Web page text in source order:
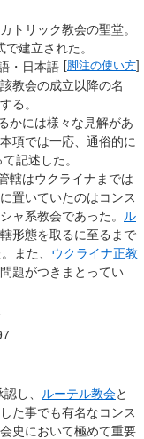
トリック教会の聖堂。
で建立された。
[脚注の使い方]
・日本語
教会の成立以降の名
る。
かには様々な見解があ
項では一応、通俗的に
記述した。
轄はウクライナまでは
置いていたのはコンス
ャ系教会であった。
ル
形態を取るに至るまで
また、 ウクライナ正教
題がつきまとってい
し、 ルーテル教会と
た事でも有名なコンス
史において極めて重要